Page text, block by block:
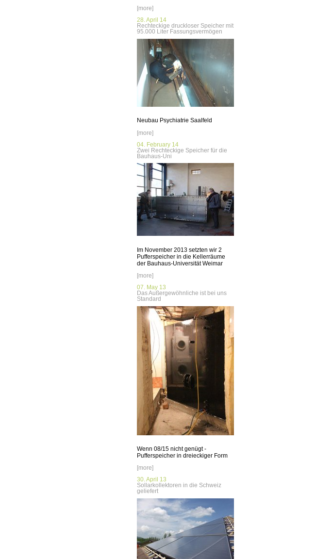
[more]
28. April 14
Rechteckige druckloser Speicher mit
95.000 Liter Fassungsvermögen
Neubau Psychiatrie Saalfeld
[more]
04. February 14
Zwei Rechteckige Speicher für die
Bauhaus-Uni
Im November 2013 setzten wir 2
Pufferspeicher in die Kellerräume
der Bauhaus-Universität Weimar
[more]
07. May 13
Das Außergewöhnliche ist bei uns
Standard
Wenn 08/15 nicht genügt -
Pufferspeicher in dreieckiger Form
[more]
30. April 13
Sollarkollektoren in die Schweiz
geliefert